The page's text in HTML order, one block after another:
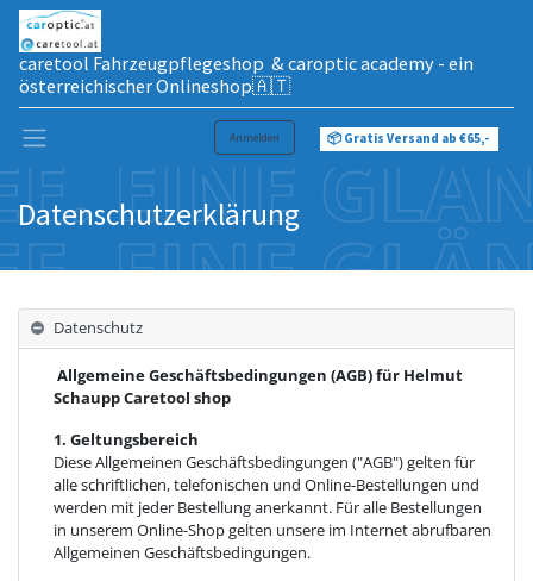
caretool Fahrzeugpflegeshop & caroptic academy - ein
österreichischer Onlineshop🇦🇹
Anmelden 📦 Gratis Versand ab €65,-
Datenschutzerklärung
Datenschutz
Allgemeine Geschäftsbedingungen (AGB) für Helmut
Schaupp Caretool shop
1. Geltungsbereich
Diese Allgemeinen Geschäftsbedingungen ("AGB") gelten für
alle schriftlichen, telefonischen und Online-Bestellungen und
werden mit jeder Bestellung anerkannt. Für alle Bestellungen
in unserem Online-Shop gelten unsere im Internet abrufbaren
Allgemeinen Geschäftsbedingungen.